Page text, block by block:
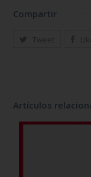
Compartir
Artículos